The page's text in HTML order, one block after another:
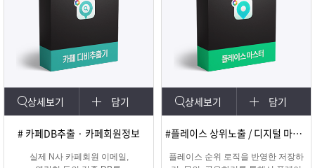
상세보기 담기
# 카페DB추출 · 카페회원정보
실제 N사 카페회원 이메일,
상세보기 담기
#플레이스 상위노출 / 디지털 마케팅
플레이스 순위 로직을 반영한 저장하